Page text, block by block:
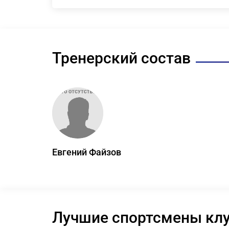
Тренерский состав
Евгений Файзов
Лучшие спортсмены